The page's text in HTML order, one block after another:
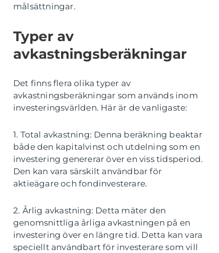
målsättningar.
Typer av
avkastningsberäkningar
Det finns flera olika typer av
avkastningsberäkningar som används inom
investeringsvärlden. Här är de vanligaste:
1. Total avkastning: Denna beräkning beaktar
både den kapitalvinst och utdelning som en
investering genererar över en viss tidsperiod.
Den kan vara särskilt användbar för
aktieägare och fondinvesterare.
2. Årlig avkastning: Detta mäter den
genomsnittliga årliga avkastningen på en
investering över en längre tid. Detta kan vara
speciellt användbart för investerare som vill